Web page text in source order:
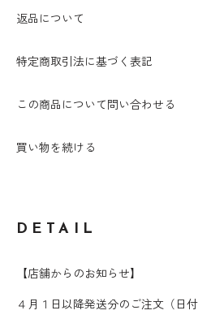
返品について
特定商取引法に基づく表記
この商品について問い合わせる
買い物を続ける
DETAIL
【店舗からのお知らせ】
４月１日以降発送分のご注文（日